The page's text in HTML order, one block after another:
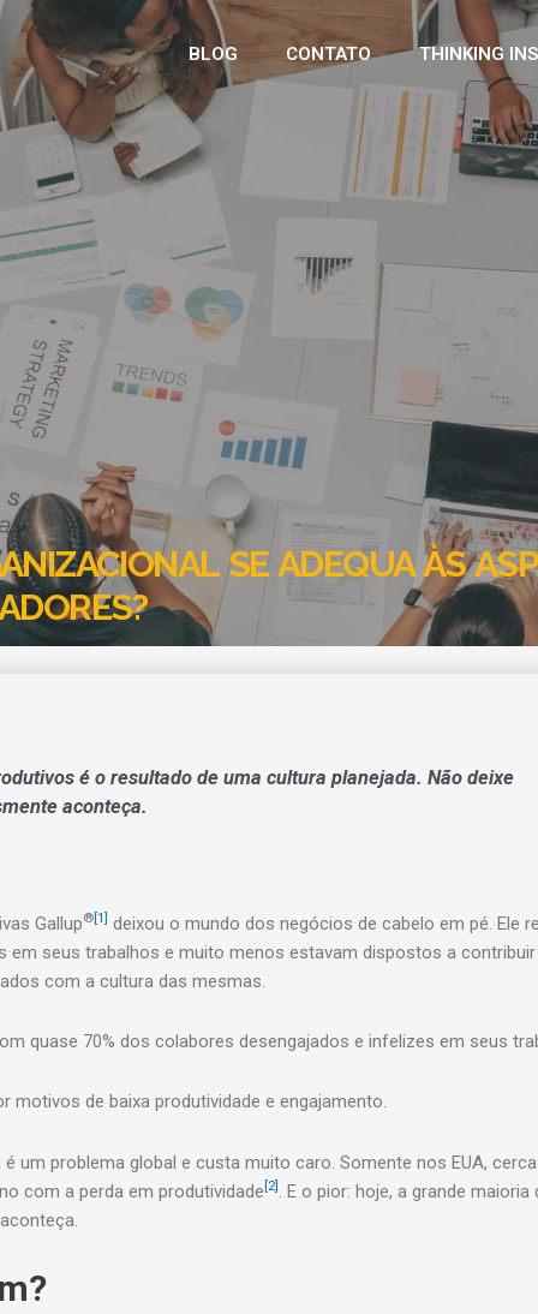
BLOG CONTATO THINKING
SE ADEQUA ÀS
é o resultado de uma cultura planejada. Não deixe
aconteça.
Gallup® [1]
deixou o mundo dos negócios de cabelo em pé. Ele
em seus trabalhos e muito menos estavam dispostos a
com a cultura das mesmas.
quase 70% dos colabores desengajados e infelizes em seus
motivos de baixa produtividade e engajamento.
um problema global e custa muito caro. Somente nos EUA,
com a perda em produtividade [2] . E o pior: hoje, a grande maioria